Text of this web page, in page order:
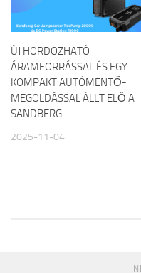
ÚJ HORDOZHATÓ
ÁRAMFORRÁSSAL ÉS EGY
KOMPAKT AUTÓMENTŐ-
MEGOLDÁSSAL ÁLLT ELŐ A
SANDBERG
2025-11-04